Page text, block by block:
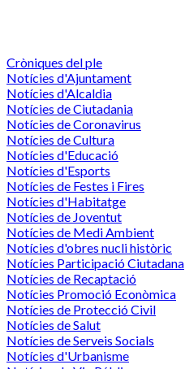
Cròniques del ple
Notícies d'Ajuntament
Notícies d'Alcaldia
Notícies de Ciutadania
Notícies de Coronavirus
Notícies de Cultura
Notícies d'Educació
Notícies d'Esports
Notícies de Festes i Fires
Notícies d'Habitatge
Notícies de Joventut
Notícies de Medi Ambient
Notícies d'obres nucli històric
Notícies Participació Ciutadana
Notícies de Recaptació
Notícies Promoció Econòmica
Notícies de Protecció Civil
Notícies de Salut
Notícies de Serveis Socials
Notícies d'Urbanisme